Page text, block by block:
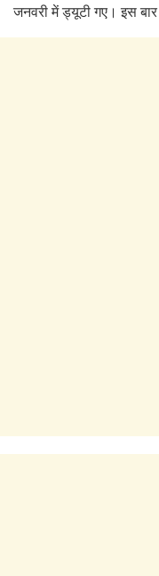
जनवरी में ड्यूटी गए। इस